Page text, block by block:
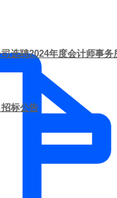
选聘2024年度会计师事
标公告